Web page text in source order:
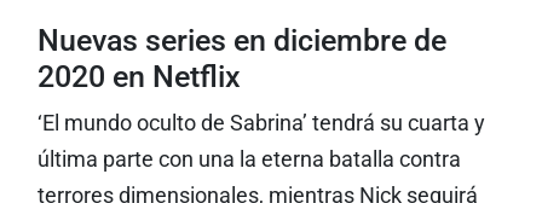
Nuevas series en diciembre de
2020 en Netflix
‘El mundo oculto de Sabrina’ tendrá su cuarta y
última parte con una la eterna batalla contra
terrores dimensionales, mientras Nick seguirá